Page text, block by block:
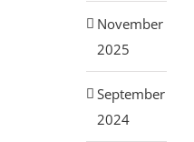
November
2025
September
2024